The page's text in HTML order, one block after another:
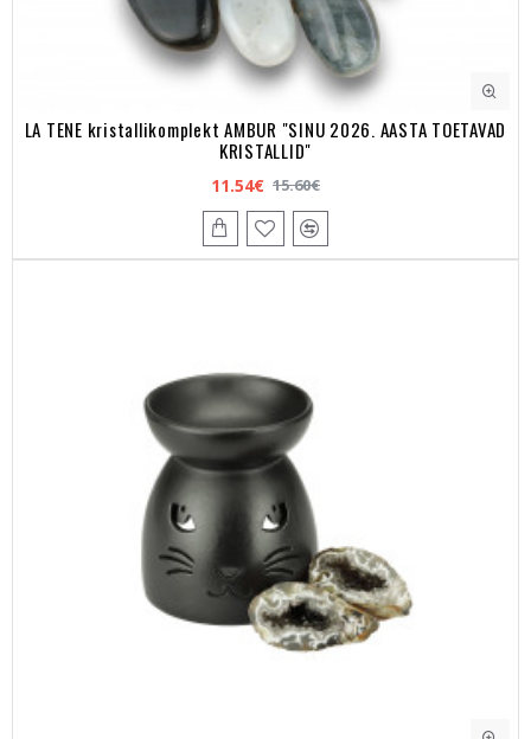
LA TENE kristallikomplekt AMBUR "SINU 2026. AASTA TOETAVAD
KRISTALLID"
11.54€ 15.60€